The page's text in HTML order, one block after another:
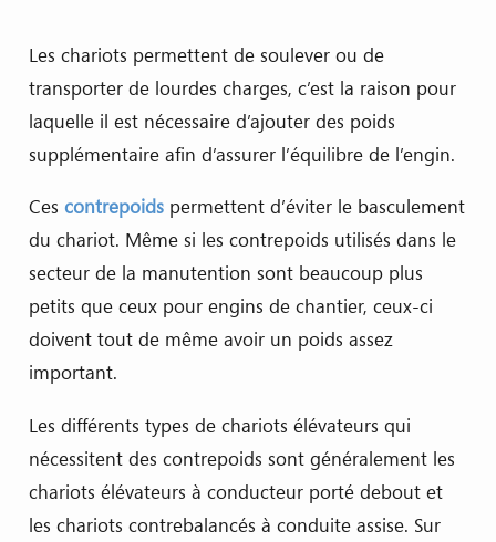
Les chariots permettent de soulever ou de
transporter de lourdes charges, c’est la raison pour
laquelle il est nécessaire d’ajouter des poids
supplémentaire afin d’assurer l’équilibre de l’engin.
Ces contrepoidspermettent d’éviter le basculement
du chariot. Même si les contrepoids utilisés dans le
secteur de la manutention sont beaucoup plus
petits que ceux pour engins de chantier, ceux-ci
doivent tout de même avoir un poids assez
important.
Les différents types de chariots élévateurs qui
nécessitent des contrepoids sont généralement les
chariots élévateurs à conducteur porté debout et
les chariots contrebalancés à conduite assise. Sur